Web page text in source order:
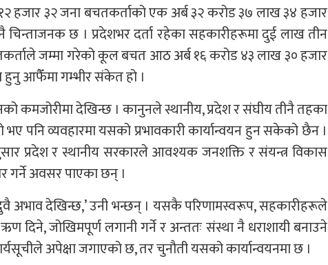
हजार ३२ जना बचतकर्ताको एक अर्ब ३२ करोड ३७ लाख ३४ हजार
चिन्ताजनक छ । प्रदेशभर दर्ता रहेका सहकारीहरूमा दुई लाख तीन
जम्मा गरेको कूल बचत आठ अर्ब १६ करोड ४३ लाख ३० हजार
आफैँमा गम्भीर संकेत हो ।
कमजोरीमा देखिन्छ । कानुनले स्थानीय, प्रदेश र संघीय तीनै तहका
पनि व्यवहारमा यसको प्रभावकारी कार्यान्वयन हुन सकेको छैन ।
प्रदेश र स्थानीय सरकारले आवश्यक जनशक्ति र संयन्त्र विकास
गर्ने अवसर पाएका छन् ।
अभाव देखिन्छ,’ उनी भन्छन् । यसकै परिणामस्वरूप, सहकारीहरूले
दिने, जोखिमपूर्ण लगानी गर्ने र अन्ततः संस्था नै धराशायी बनाउने
अपेक्षा जगाएको छ, तर चुनौती यसको कार्यान्वयनमा छ ।